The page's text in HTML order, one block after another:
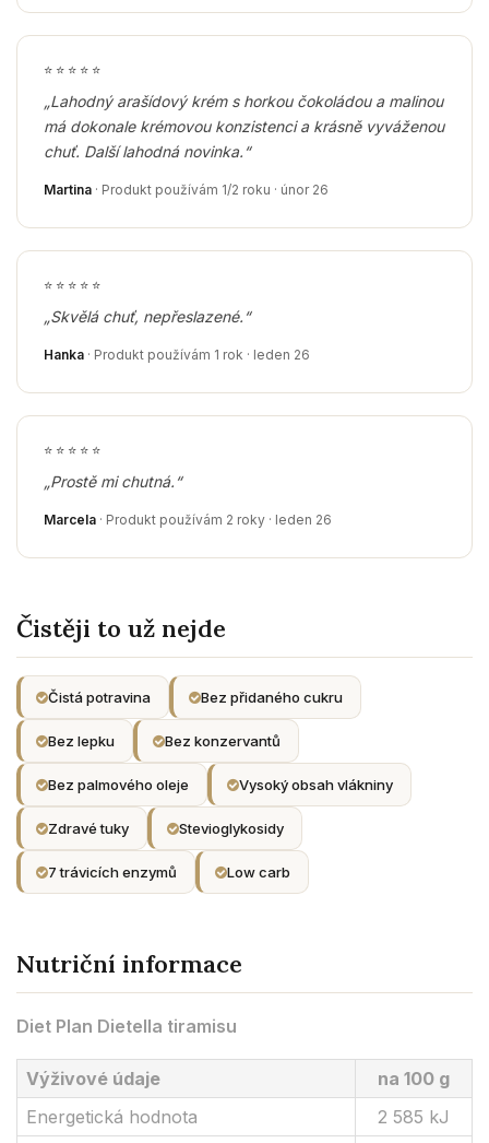
⭐ ⭐ ⭐ ⭐ ⭐
„Lahodný arašídový krém s horkou čokoládou a malinou
má dokonale krémovou konzistenci a krásně vyváženou
chuť. Další lahodná novinka.“
Martina · Produkt používám 1/2 roku · únor 26
⭐ ⭐ ⭐ ⭐ ⭐
„Skvělá chuť, nepřeslazené.“
Hanka · Produkt používám 1 rok · leden 26
⭐ ⭐ ⭐ ⭐ ⭐
„Prostě mi chutná.“
Marcela · Produkt používám 2 roky · leden 26
Čistěji to už nejde
Čistá potravina Bez přidaného cukru
Bez lepku Bez konzervantů
Bez palmového oleje Vysoký obsah vlákniny
Zdravé tuky Stevioglykosidy
7 trávicích enzymů Low carb
Nutriční informace
Diet Plan Dietella tiramisu
Výživové údaje
na 100 g
Energetická hodnota
2 585 kJ